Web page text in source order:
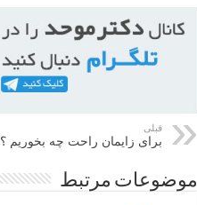
قبلی
برای زایمان راحت چه بخوریم ؟
موضوعات مرتبط